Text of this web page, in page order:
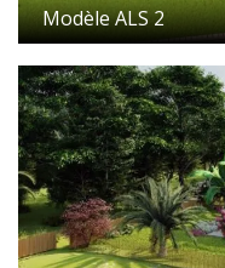
Modèle ALS 2